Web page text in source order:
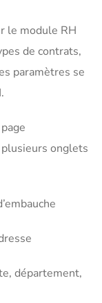
le module RH
de contrats,
paramètres se
onglets
département,